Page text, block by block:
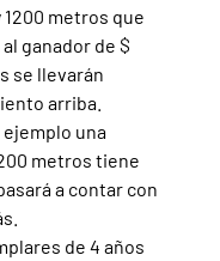
metros que
ganador de $
se llevarán
arriba.
ejemplo una
metros tiene
a contar con
de 4 años